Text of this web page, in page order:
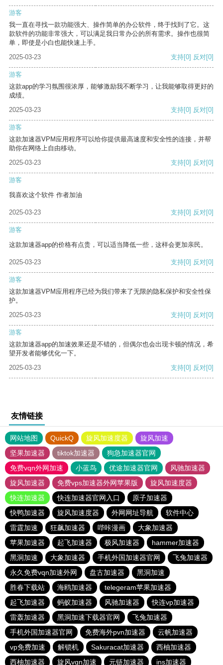
游客
我一直在寻找一款功能强大、操作简单的办公软件，终于找到了它。这
款软件的功能非常强大，可以满足我日常办公的所有需求。操作也很简
单，即使是小白也能快速上手。
2025-03-23
支持[0] 反对[0]
游客
这款app的学习氛围很浓厚，能够激励我不断学习，让我能够取得更好的
成绩。
2025-03-23
支持[0] 反对[0]
游客
这款加速器VPM应用程序可以给你提供最高速度和安全性的连接，并帮
助你在网络上自由移动。
2025-03-23
支持[0] 反对[0]
游客
我喜欢这个软件 作者加油
2025-03-23 支持[0] 反对[0]
游客
这款加速器app的价格有点贵，可以适当降低一些，这样会更加亲民。
2025-03-23 支持[0] 反对[0]
游客
这款加速器VPM应用程序已经为我们带来了无限的隐私保护和安全性保
护。
2025-03-23
支持[0] 反对[0]
游客
这款加速器app的加速效果还是不错的，但偶尔也会出现卡顿的情况，希
望开发者能够优化一下。
2025-03-23
支持[0] 反对[0]
友情链接
网站地图 QuickQ 旋风加速度器
旋风加速
坚果加速器
tiktok加速器
狗急加速器官网
免费vqn外网加速
小蓝鸟 优途加速器官网
风驰加速器
旋风加速器
免费vps加速器外网苹果版
旋风加速度器
快连加速器
快连加速器官网入口
原子加速器
快鸭加速器
旋风加速度器 外网网址导航
软件中心
雷霆加速
狂飙加速器 哔咔漫画
大象加速器
苹果加速器
起飞加速器 极风加速器
hammer加速器
黑洞加速
大象加速器 手机外国加速器官网
飞兔加速器
永久免费vqn加速外网
盘古加速器
黑洞加速
胜春下载站
海鸥加速器
telegeram苹果加速器
起飞加速器
蚂蚁加速器 风驰加速器
快连vp加速器
雷轰加速器
黑洞加速下载器官网
飞兔加速器
手机外国加速器官网
免费海外pvn加速器
云帆加速器
vp免费加速
解锁机 Sakuracat加速器
西柚加速器
西柚加速器
旋风vqn加速 元链加速器 ins加速器